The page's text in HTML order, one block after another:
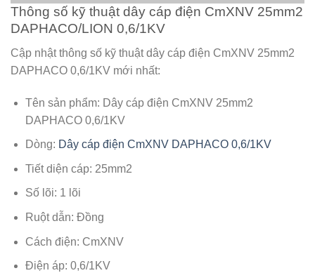
Thông số kỹ thuật dây cáp điện CmXNV 25mm2
DAPHACO/LION 0,6/1KV
Cập nhật thông số kỹ thuật dây cáp điện CmXNV 25mm2
DAPHACO 0,6/1KV mới nhất:
Tên sản phẩm: Dây cáp điện CmXNV 25mm2
DAPHACO 0,6/1KV
Dòng: Dây cáp điện CmXNV DAPHACO 0,6/1KV
Tiết diện cáp: 25mm2
Số lõi: 1 lõi
Ruột dẫn: Đồng
Cách điện: CmXNV
Điện áp: 0,6/1KV